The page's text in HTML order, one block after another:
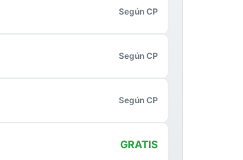
Según CP
Según CP
Según CP
GRATIS